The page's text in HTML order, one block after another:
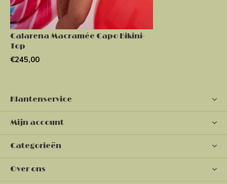
Calarena Macramée Capo Bikini-
Top
€245,00
Klantenservice
Mijn account
Categorieën
Over ons